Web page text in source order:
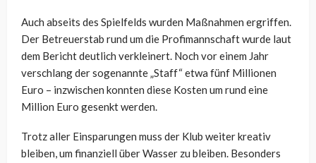
Auch abseits des Spielfelds wurden Maßnahmen ergriffen.
Der Betreuerstab rund um die Profimannschaft wurde laut
dem Bericht deutlich verkleinert. Noch vor einem Jahr
verschlang der sogenannte „Staff“ etwa fünf Millionen
Euro – inzwischen konnten diese Kosten um rund eine
Million Euro gesenkt werden.
Trotz aller Einsparungen muss der Klub weiter kreativ
bleiben, um finanziell über Wasser zu bleiben. Besonders